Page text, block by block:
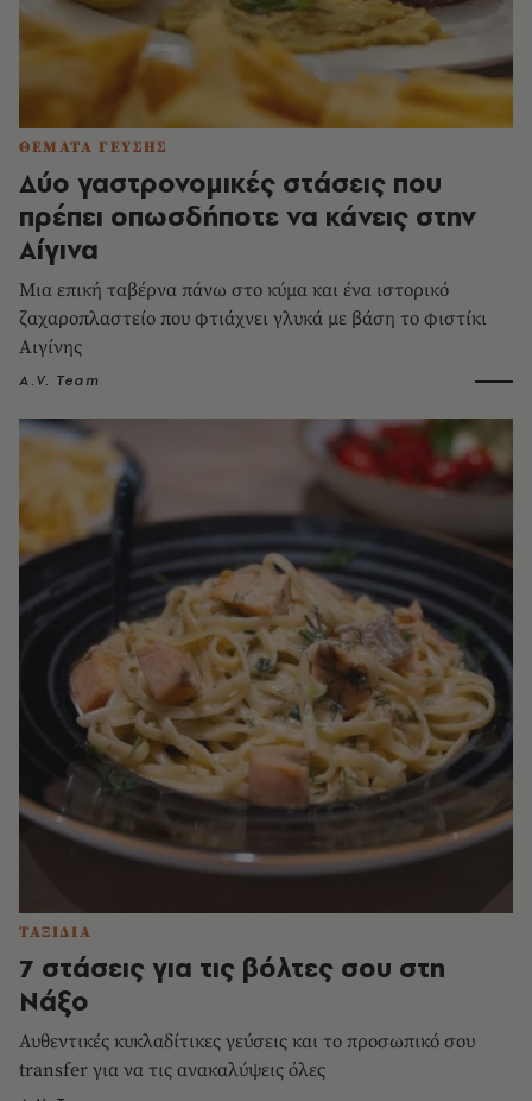
ΘΕΜΑΤΑ ΓΕΥΣΗΣ
Δύο γαστρονομικές στάσεις που
πρέπει οπωσδήποτε να κάνεις στην
Αίγινα
Μια επική ταβέρνα πάνω στο κύμα και ένα ιστορικό
ζαχαροπλαστείο που φτιάχνει γλυκά με βάση το φιστίκι
Αιγίνης
A.V. Team
ΤΑΞΙΔΙΑ
7 στάσεις για τις βόλτες σου στη
Νάξο
Αυθεντικές κυκλαδίτικες γεύσεις και το προσωπικό σου
transfer για να τις ανακαλύψεις όλες